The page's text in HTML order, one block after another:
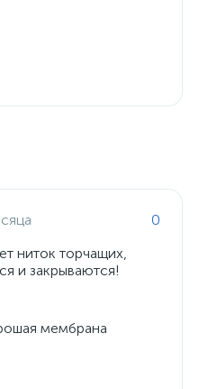
0
ниток торчащих,
и закрываются!
мембрана